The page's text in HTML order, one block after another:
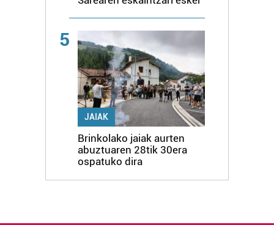
5
JAIAK
Brinkolako jaiak aurten
abuztuaren 28tik 30era
ospatuko dira